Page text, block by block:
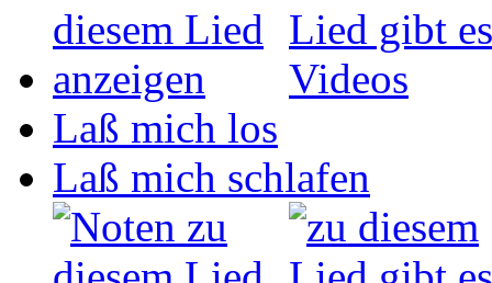
Laß mich los
Laß mich schlafen